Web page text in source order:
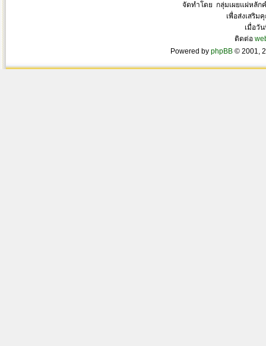
จัดทำโดย กลุ่มเผยแผ่หลัก
เพื่อส่งเสริม
เมื่อวั
ติดต่อ
Powered by phpBB © 2001,